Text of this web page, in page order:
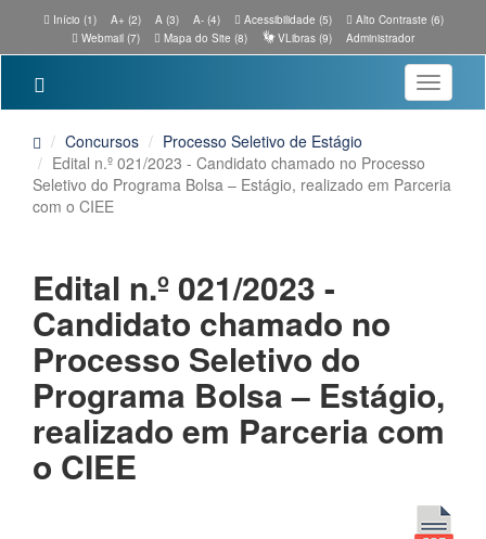
Início (1) A+ (2) A (3) A- (4) Acessibilidade (5)
Alto Contraste (6)
Webmail (7)
Mapa do Site (8) VLibras (9) Administrador
Toggle
Concursos
Processo Seletivo de Estágio
Edital n.º 021/2023 - Candidato chamado no Processo
Seletivo do Programa Bolsa – Estágio, realizado em Parceria
com o CIEE
Edital n.º 021/2023 -
Candidato chamado no
Processo Seletivo do
Programa Bolsa – Estágio,
realizado em Parceria com
o CIEE